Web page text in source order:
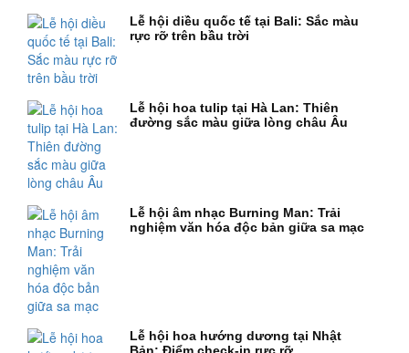
Lễ hội diều quốc tế tại Bali: Sắc màu
rực rỡ trên bầu trời
Lễ hội hoa tulip tại Hà Lan: Thiên
đường sắc màu giữa lòng châu Âu
Lễ hội âm nhạc Burning Man: Trải
nghiệm văn hóa độc bản giữa sa mạc
Lễ hội hoa hướng dương tại Nhật
Bản: Điểm check-in rực rỡ